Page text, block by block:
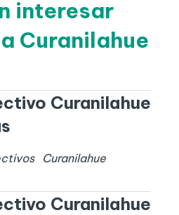
interesar
Curanilahue
Curanilahue
Curanilahue
Curanilahue